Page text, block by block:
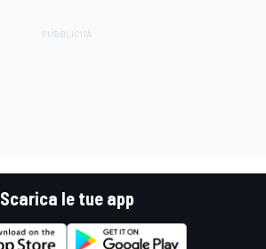
Scarica le tue app